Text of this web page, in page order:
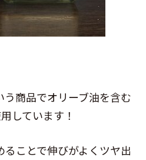
う商品でオリーブ油を含む
しています！
ことで伸びがよくツヤ出